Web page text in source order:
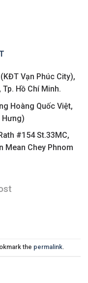
Vạn Phúc City),
Tp. Hồ Chí Minh.
Hoàng Quốc Việt,
Hưng)
#154 St.33MC,
Mean Chey Phnom
the permalink.